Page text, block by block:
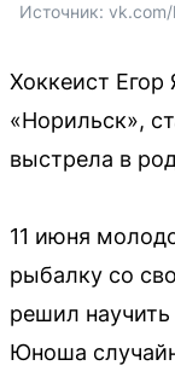
Источник: vk.com/
Хоккеист
«Норильск»,
выстрела в
11 июня
рыбалку со
решил
Юноша